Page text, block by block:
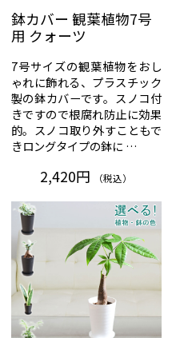
鉢カバー 観葉植物7号
用 クォーツ
7号サイズの観葉植物をおし
ゃれに飾れる、プラスチック
製の鉢カバーです。スノコ付
きですので根腐れ防止に効果
的。スノコ取り外すこともで
きロングタイプの鉢に …
2,420円 （税込）